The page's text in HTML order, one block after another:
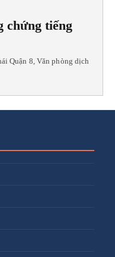
chứng tiếng
Quận 8, Văn phòng dịch